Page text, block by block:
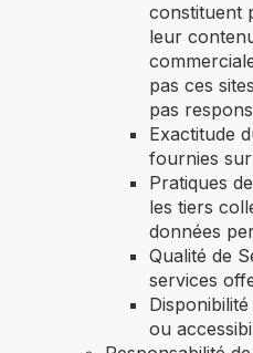
constituent
leur
pas ces
pas
Exactitude
fournies
Pratiques
les tiers
données
Qualité de
services
ou